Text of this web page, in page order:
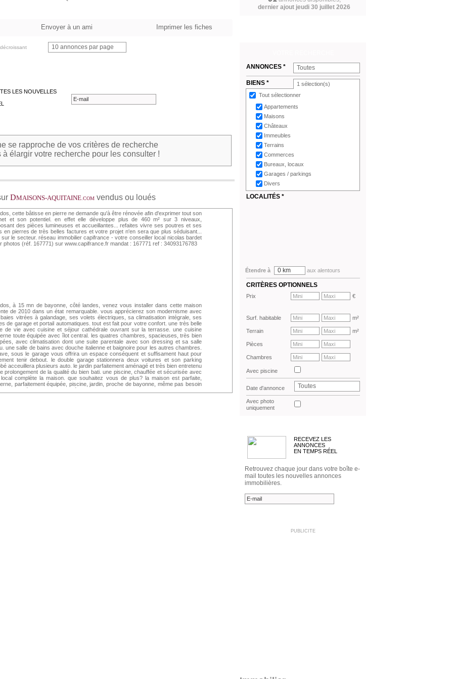
dernier ajout jeudi 30 juillet 2026
Envoyer à un ami Imprimer les fiches
décroissant 10 annonces par page
LES NOUVELLES
se rapproche de vos critères de recherche
élargir votre recherche pour les consulter !
DMAISONS-AQUITAINE .COM vendus ou loués
cette bâtisse en pierre ne demande qu'à être rénovée afin d'exprimer tout son
et son potentiel. en effet elle développe plus de 460 m² sur 3 niveaux,
des pièces lumineuses et accueillantes... refaites vivre ses poutres et ses
en pierres de très belles factures et votre projet n'en sera que plus séduisant...
le secteur. réseau immobilier capifrance - votre conseiller local nicolas bardet
photos (réf. 167771) sur www.capifrance.fr mandat : 167771 ref : 34093176783
à 15 mn de bayonne, côté landes, venez vous installer dans cette maison
de 2010 dans un état remarquable. vous apprécierez son modernisme avec
vitrées à galandage, ses volets électriques, sa climatisation intégrale, ses
de garage et portail automatiques. tout est fait pour votre confort. une très belle
de vie avec cuisine et séjour cathédrale ouvrant sur la terrasse. une cuisine
toute équipée avec îlot central. les quatres chambres, spacieuses, très bien
avec climatisation dont une suite parentale avec son dressing et sa salle
une salle de bains avec douche italienne et baignoire pour les autres chambres.
sous le garage vous offrira un espace conséquent et suffisament haut pour
tenir debout. le double garage stationnera deux voitures et son parking
acceuillera plusieurs auto. le jardin parfaitement aménagé et très bien entretenu
prolongement de la qualité du bien bati. une piscine, chauffée et sécurisée avec
complète la maison. que souhaitez vous de plus? la maison est parfaite,
parfaitement équipée, piscine, jardin, proche de bayonne, même pas besoin
la déco. hatez vous!! réseau immobilier capifrance - votre conseiller local
ANNONCES *
Toutes
BIENS * 1 sélection(s)
Tout sélectionner
Appartements
Maisons
Châteaux
Immeubles
Terrains
Commerces
Bureaux, locaux
Garages / parkings
Divers
LOCALITÉS *
Étendre à 0 km aux alentours
CRITÈRES OPTIONNELS
Prix €
Surf. habitable m²
Terrain m²
Pièces
Chambres
Avec piscine
Date d'annonce Toutes
Avec photo
uniquement
RECEVEZ LES
ANNONCES
EN TEMPS RÉEL
Retrouvez chaque jour dans votre boîte e-
mail toutes les nouvelles annonces
immobilières.
PUBLICITE